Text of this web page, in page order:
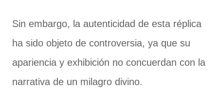
Sin embargo, la autenticidad de esta réplica
ha sido objeto de controversia, ya que su
apariencia y exhibición no concuerdan con la
narrativa de un milagro divino.